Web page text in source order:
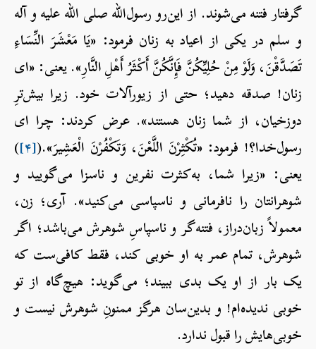
گرفتار فتنه می‌شوند. از این‌رو رسول‌الله صلی الله علیه و آله
و سلم در یکی از اعیاد به زنان فرمود: «يَا مَعْشَرَ النِّسَاءِ
تَصَدَّقْنَ، وَلَوْ مِنْ حُلِيِّكُنَّ فَإِنَّكُنَّ أَكْثَرُ أَهْلِ النَّارِ». یعنی: «ای
زنان! صدقه دهید؛ حتی از زیورآلات خود. زیرا بیش‌ترِ
دوزخیان، از شما زنان هستند». عرض کردند: چرا ای
رسول‌خدا؟! فرمود: «تُكْثِرْنَ اللَّعْنَ، وَتَكْفُرْنَ الْعَشِيرَ».([۴] )
یعنی: «زیرا شما، به‌کثرت نفرین و ناسزا می‌گویید و
شوهرانتان را نافرمانی و ناسپاسی می‌کنید». آری؛ زن‌،
معمولاً زبان‌دراز، فتنه‌گر و ناسپاسِ شوهرش می‌باشد؛ اگر
شوهرش، تمام عمر به او خوبی کند، فقط کافی‌ست که
یک بار از او یک بدی ببیند؛ می‌گوید: هیچ‌گاه از تو
خوبی ندیده‌ام! و بدین‌سان هرگز ممنونِ شوهرش نیست و
خوبی‌هایش را قبول ندارد.